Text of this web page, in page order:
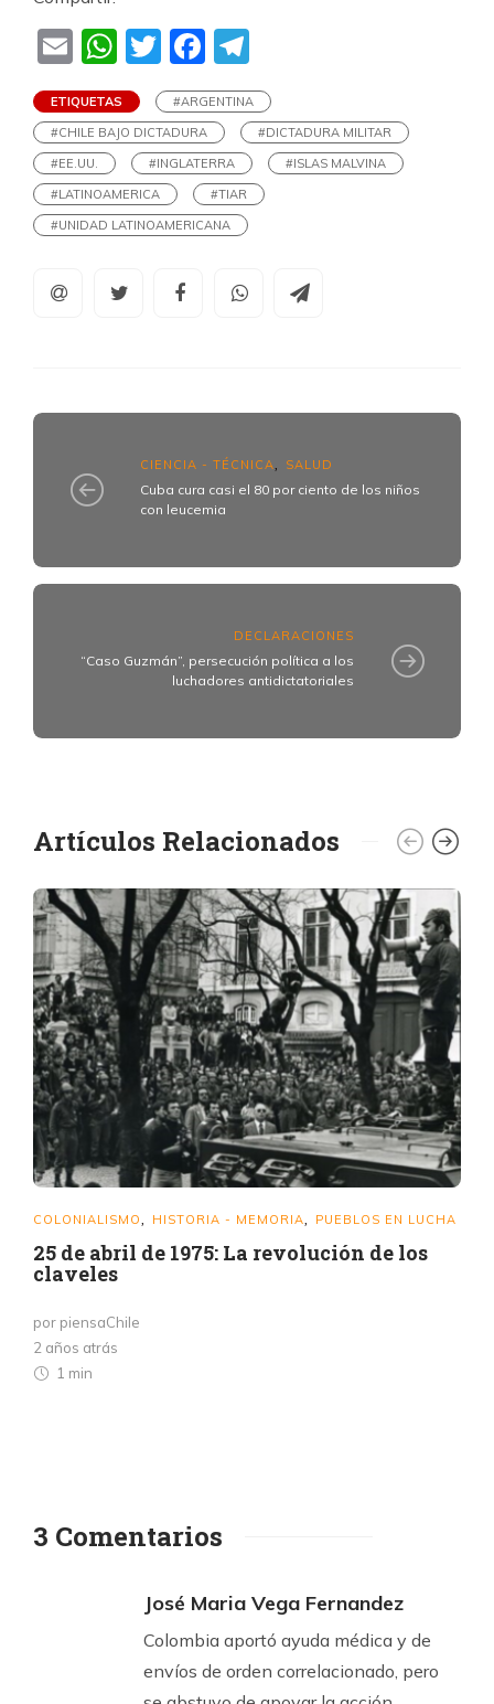
EmailWhatsApp
TwitterFacebook
ETIQUETAS
#ARGENTINA
#CHILE BAJO DICTADURA
#DICTADURA MILITAR
#EE.UU.
#INGLATERRA
#ISLAS MALVINA
#LATINOAMERICA
#TIAR
#UNIDAD LATINOAMERICANA
CIENCIA - TÉCNICA SALUD
Cuba cura casi el 80 por ciento de los niños
con leucemia
DECLARACIONES
“Caso Guzmán”, persecución política a los
luchadores antidictatoriales
Artículos Relacionados
COLONIALISMO HISTORIA - MEMORIA PUEBLOS EN LUCHA
25 de abril de 1975: La revolución de los
claveles
por piensaChile
2 años atrás
1 min
3 Comentarios
José Maria Vega Fernandez
Colombia aportó ayuda médica y de
envíos de orden correlacionado, pero